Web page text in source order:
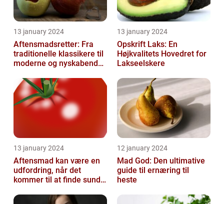
13 january 2024
Aftensmadsretter: Fra
traditionelle klassikere til
moderne og nyskabende
13 january 2024
Opskrift Laks: En
Højkvalitets Hovedret for
Lakseelskere
13 january 2024
Aftensmad kan være en
udfordring, når det
kommer til at finde sunde
samtidi...
12 january 2024
Mad God: Den ultimative
guide til ernæring til
heste